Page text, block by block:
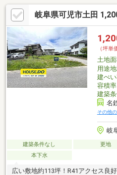
＋リフォームのご相談も大歓迎！
ット・デメリットから取得手続き
住宅ローンなどのお手続きについ
用、購入手続きから新築オプショ
数が短い方・お借入のある方・フ
ださい。住宅ローンアドバイザー在
岐阜県可児市土田
（坪単
土地
用途
建ぺ
容積率
建築
名
その他
岐
建築条件なし 更地
本下水
広い敷地約113坪！R41アクセス良